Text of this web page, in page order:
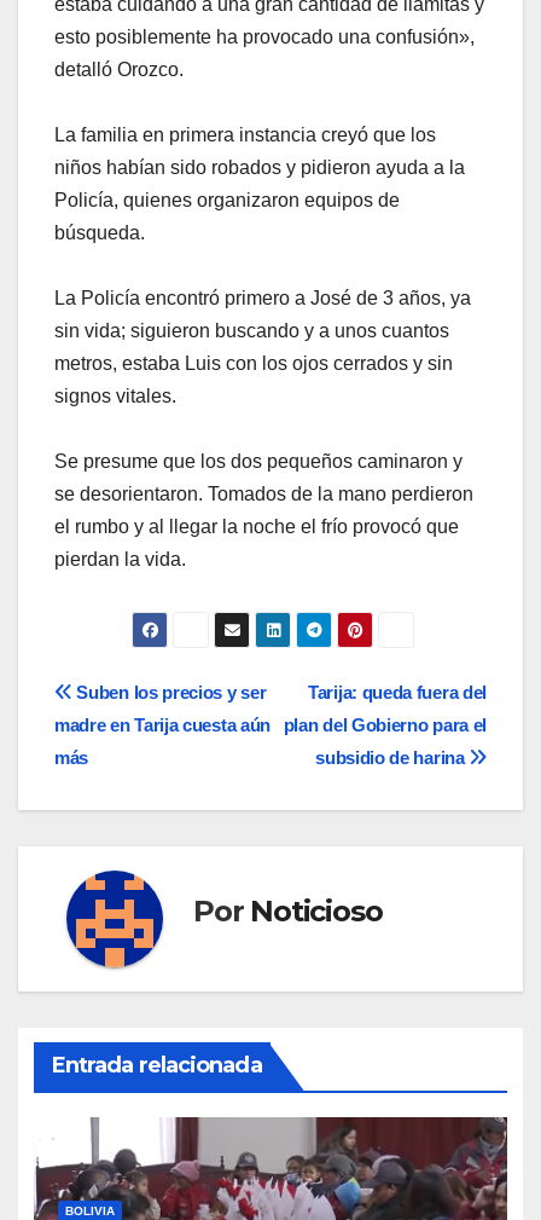
esto posiblemente ha provocado una confusión»,
detalló Orozco.
La familia en primera instancia creyó que los
niños habían sido robados y pidieron ayuda a la
Policía, quienes organizaron equipos de
búsqueda.
La Policía encontró primero a José de 3 años, ya
sin vida; siguieron buscando y a unos cuantos
metros, estaba Luis con los ojos cerrados y sin
signos vitales.
Se presume que los dos pequeños caminaron y
se desorientaron. Tomados de la mano perdieron
el rumbo y al llegar la noche el frío provocó que
pierdan la vida.
Navegación
de
entradas
Tarija: queda fuera del
plan del Gobierno para el
subsidio de harina
Suben los precios y ser
madre en Tarija cuesta aún
más
Por Noticioso
Entrada relacionada
BOLIVIA